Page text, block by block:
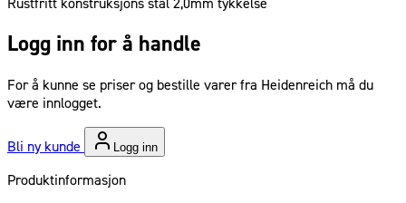
Logg inn for å handle
For å kunne se priser og bestille varer fra Heidenreich må du
være innlogget.
Bli ny kunde Logg inn
Produktinformasjon